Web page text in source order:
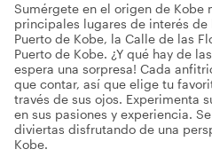
Sumérgete en el origen de Kobe
principales lugares de interés
Puerto de Kobe, la Calle de las
Puerto de Kobe. ¿Y qué hay de
espera una sorpresa! Cada
que contar, así que elige tu
través de sus ojos. Experimenta
en sus pasiones y experiencia.
diviertas disfrutando de una
Kobe.